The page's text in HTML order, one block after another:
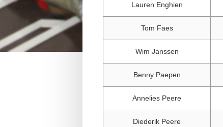
Lauren Enghien
Tom Faes
Wim Janssen
Benny Paepen
Annelies Peere
Diederik Peere